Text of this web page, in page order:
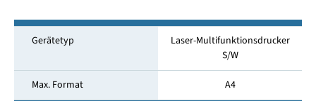
Gerätetyp
Laser-Multifunktionsdrucker
S/W
Max. Format A4